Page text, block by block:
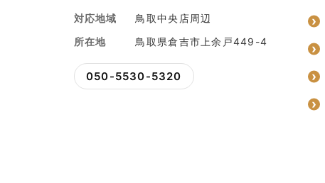
対応地域
鳥取中央店周辺
所在地
鳥取県倉吉市上余戸449-4
050-5530-5320